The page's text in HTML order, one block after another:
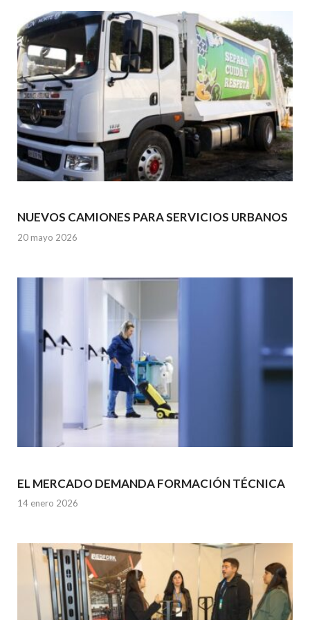
k
p
NUEVOS CAMIONES PARA SERVICIOS URBANOS
20 mayo 2026
EL MERCADO DEMANDA FORMACIÓN TÉCNICA
14 enero 2026